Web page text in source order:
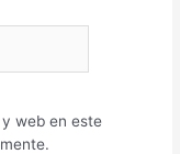
web en este